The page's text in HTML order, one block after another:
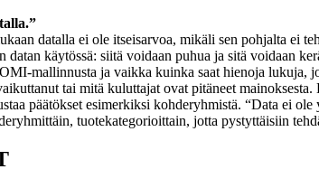
datalla ei ole itseisarvoa, mikäli sen pohjalta ei
käytössä: siitä voidaan puhua ja sitä voidaan
mallinnusta ja vaikka kuinka saat hienoja lukuja,
tai mitä kuluttajat ovat pitäneet
päätökset esimerkiksi kohderyhmistä. “Data ei
tuotekategorioittain, jotta pystyttäisiin